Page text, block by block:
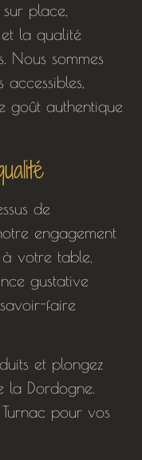
place,
la qualité
Nous sommes
goût authentique
de
engagement
votre table,
gustative
faire
et plongez
la Dordogne.
pour vos